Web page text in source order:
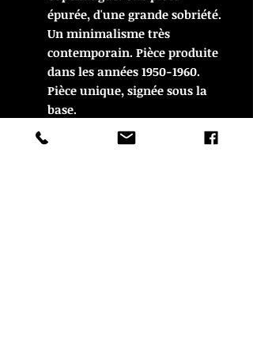
épurée, d'une grande sobriété.
Un minimalisme très
contemporain. Pièce produite
dans les années 1950-1960.
Pièce unique, signée sous la
base.
Dimensions : 17 cm de largeur
x 13 de hauteur à vue.